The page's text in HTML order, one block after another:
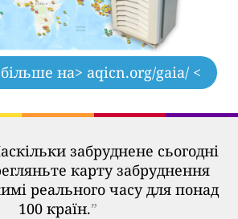
на> aqicn.org/gaia/ <
забруднене сьогодні
карту забруднення
реального часу для понад
100 країн.”